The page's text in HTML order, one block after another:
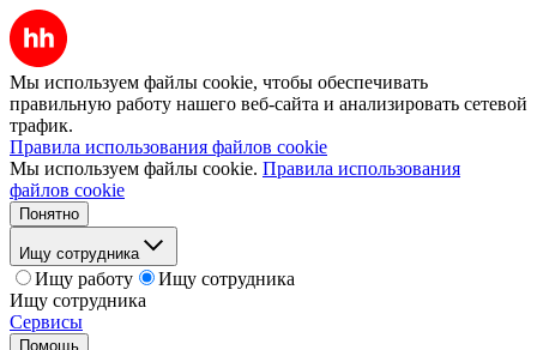
Мы используем файлы cookie, чтобы обеспечивать
правильную работу нашего веб-сайта и анализировать сетевой
трафик.
Правила использования файлов cookie
Мы используем файлы cookie. Правила использования
файлов cookie
Понятно
Ищу сотрудника
Ищу работу
Ищу сотрудника
Ищу сотрудника
Сервисы
Помощь